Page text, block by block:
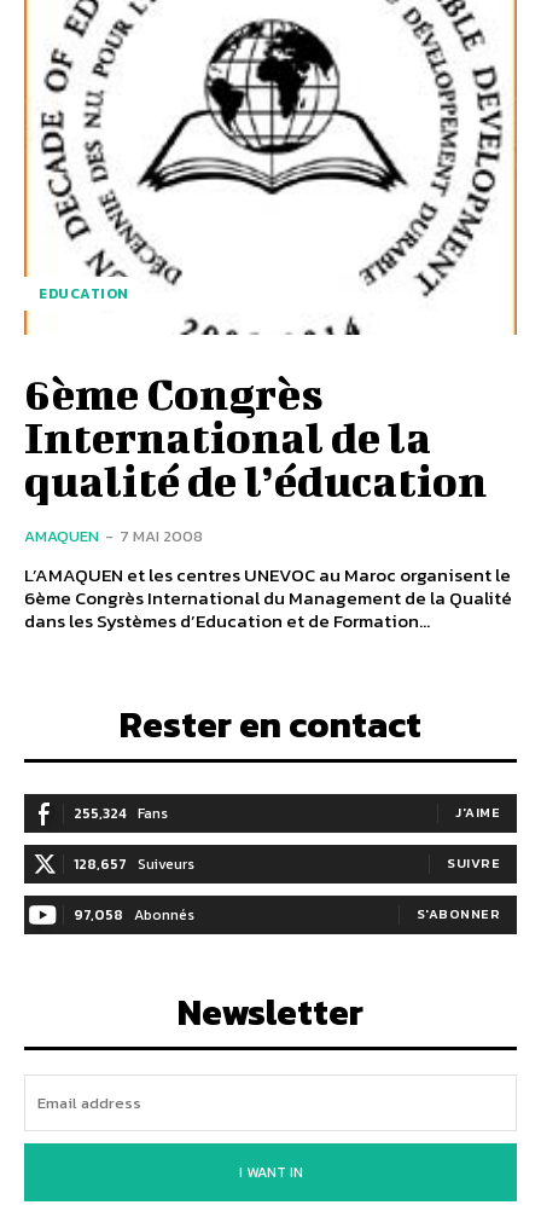
EDUCATION
6ème Congrès
International de la
qualité de l’éducation
AMAQUEN - 7 MAI 2008
L’AMAQUEN et les centres UNEVOC au Maroc organisent le
6ème Congrès International du Management de la Qualité
dans les Systèmes d’Education et de Formation...
Rester en contact
255,324 Fans J'AIME
128,657 Suiveurs SUIVRE
97,058 Abonnés S'ABONNER
Newsletter
I WANT IN